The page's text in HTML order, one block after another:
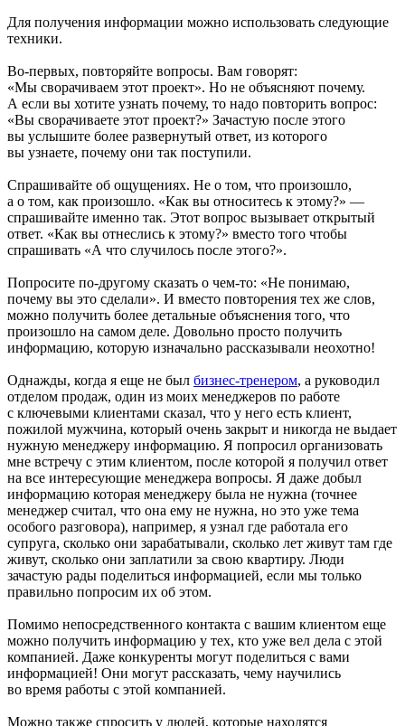
Для получения информации можно использовать следующие
техники.
Во-первых, повторяйте вопросы. Вам говорят:
«Мы сворачиваем этот проект». Но не объясняют почему.
А если вы хотите узнать почему, то надо повторить вопрос:
«Вы сворачиваете этот проект?» Зачастую после этого
вы услышите более развернутый ответ, из которого
вы узнаете, почему они так поступили.
Спрашивайте об ощущениях. Не о том, что произошло,
а о том, как произошло. «Как вы относитесь к этому?» —
спрашивайте именно так. Этот вопрос вызывает открытый
ответ. «Как вы отнеслись к этому?» вместо того чтобы
спрашивать «А что случилось после этого?».
Попросите по-другому сказать о чем-то: «Не понимаю,
почему вы это сделали». И вместо повторения тех же слов,
можно получить более детальные объяснения того, что
произошло на самом деле. Довольно просто получить
информацию, которую изначально рассказывали неохотно!
Однажды, когда я еще не был бизнес-тренером, а руководил
отделом продаж, один из моих менеджеров по работе
с ключевыми клиентами сказал, что у него есть клиент,
пожилой мужчина, который очень закрыт и никогда не выдает
нужную менеджеру информацию. Я попросил организовать
мне встречу с этим клиентом, после которой я получил ответ
на все интересующие менеджера вопросы. Я даже добыл
информацию которая менеджеру была не нужна (точнее
менеджер считал, что она ему не нужна, но это уже тема
особого разговора), например, я узнал где работала его
супруга, сколько они зарабатывали, сколько лет живут там где
живут, сколько они заплатили за свою квартиру. Люди
зачастую рады поделиться информацией, если мы только
правильно попросим их об этом.
Помимо непосредственного контакта с вашим клиентом еще
можно получить информацию у тех, кто уже вел дела с этой
компанией. Даже конкуренты могут поделиться с вами
информацией! Они могут рассказать, чему научились
во время работы с этой компанией.
Можно также спросить у людей, которые находятся